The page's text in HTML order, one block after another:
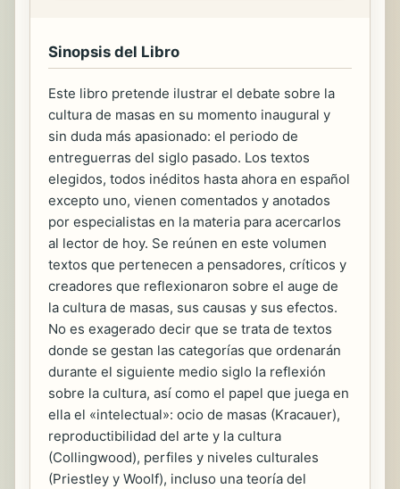
Sinopsis del Libro
Este libro pretende ilustrar el debate sobre la
cultura de masas en su momento inaugural y
sin duda más apasionado: el periodo de
entreguerras del siglo pasado. Los textos
elegidos, todos inéditos hasta ahora en español
excepto uno, vienen comentados y anotados
por especialistas en la materia para acercarlos
al lector de hoy. Se reúnen en este volumen
textos que pertenecen a pensadores, críticos y
creadores que reflexionaron sobre el auge de
la cultura de masas, sus causas y sus efectos.
No es exagerado decir que se trata de textos
donde se gestan las categorías que ordenarán
durante el siguiente medio siglo la reflexión
sobre la cultura, así como el papel que juega en
ella el «intelectual»: ocio de masas (Kracauer),
reproductibilidad del arte y la cultura
(Collingwood), perfiles y niveles culturales
(Priestley y Woolf), incluso una teoría del